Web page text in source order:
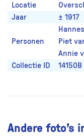
Locatie
Jaar
± 1917
Personen
Piet
Annie
Collectie ID
14150B
Andere foto’s